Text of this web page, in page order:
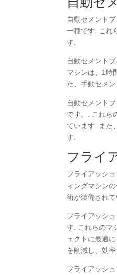
自動セメント
一種です. これ
す.
自動セメント
マシンは、1時
た、手動セメ
自動セメント
です。. これら
ています. また
す.
フライ
フライアッシ
ィングマシン
術が装備されて
フライアッシ
す. これらのマ
ェクトに最適
を削減し、効
フライアッシ